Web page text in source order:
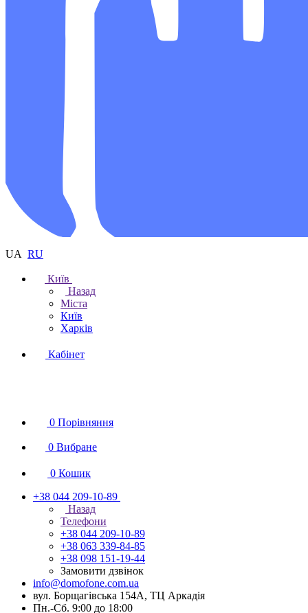
UA RU
Київ
Назад
Міста
Київ
Харків
Кабінет
0 Порівняння
0 Вибране
0 Кошик
+38 044 209-10-89
Назад
Телефони
+38 044 209-10-89
+38 063 339-84-85
+38 098 151-19-44
Замовити дзвінок
info@domofone.com.ua
вул. Борщагівська 154А, ТЦ Аркадія
Пн.-Сб. 9:00 до 18:00